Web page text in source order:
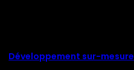
Développement sur-mesure